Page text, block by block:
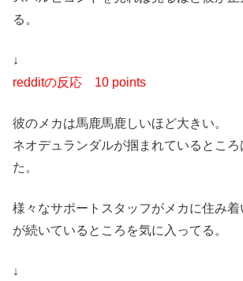
る。
↓
redditの反応 10 points
彼のメカは馬鹿馬鹿しいほど大きい。
ネオデュランダルが掴まれているとこ
た。
様々なサポートスタッフがメカに住み着
が続いているところを気に入ってる。
↓